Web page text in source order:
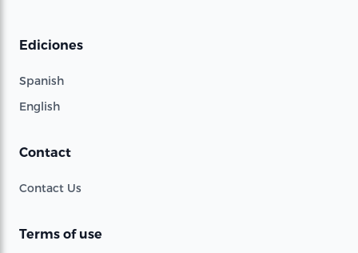
Ediciones
Spanish
English
Contact
Contact Us
Terms of use